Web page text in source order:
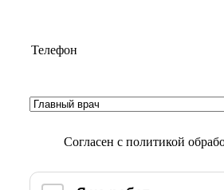
Согласен с политикой